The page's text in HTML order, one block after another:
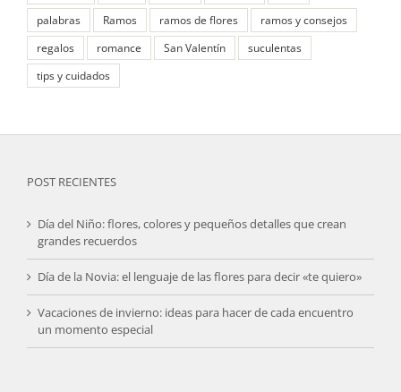
palabras
Ramos ramos de flores
ramos y consejos
regalos
romance San Valentín
suculentas
tips y cuidados
POST RECIENTES
Día del Niño: flores, colores y pequeños detalles que crean
grandes recuerdos
Día de la Novia: el lenguaje de las flores para decir «te quiero»
Vacaciones de invierno: ideas para hacer de cada encuentro
un momento especial